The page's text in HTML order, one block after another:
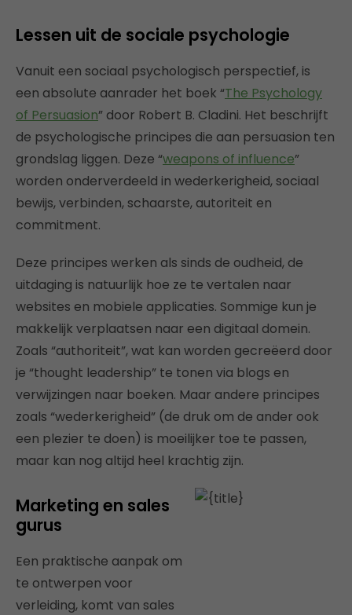
Lessen uit de sociale psychologie
Vanuit een sociaal psychologisch perspectief, is
een absolute aanrader het boek “The Psychology
of Persuasion” door Robert B. Cladini. Het beschrijft
de psychologische principes die aan persuasion ten
grondslag liggen. Deze “weapons of influence”
worden onderverdeeld in wederkerigheid, sociaal
bewijs, verbinden, schaarste, autoriteit en
commitment.
Deze principes werken als sinds de oudheid, de
uitdaging is natuurlijk hoe ze te vertalen naar
websites en mobiele applicaties. Sommige kun je
makkelijk verplaatsen naar een digitaal domein.
Zoals “authoriteit”, wat kan worden gecreëerd door
je “thought leadership” te tonen via blogs en
verwijzingen naar boeken. Maar andere principes
zoals “wederkerigheid” (de druk om de ander ook
een plezier te doen) is moeilijker toe te passen,
maar kan nog altijd heel krachtig zijn.
Marketing en sales
gurus
Een praktische aanpak om
te ontwerpen voor
verleiding, komt van sales